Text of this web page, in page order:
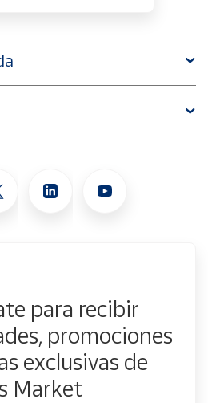
para recibir
promociones
exclusivas de
Market